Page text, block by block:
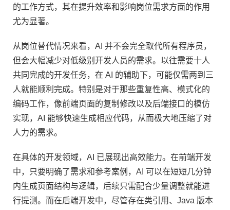
的工作方式，其在提升效率和影响岗位需求方面的作用
尤为显著。
从岗位替代情况来看，AI 并不会完全取代所有程序员，
但会大幅减少对低级别开发人员的需求。以往需要十人
共同完成的开发任务，在 AI 的辅助下，可能仅需两到三
人就能顺利完成。特别是对于那些重复性高、模式化的
编码工作，像前端页面的复制修改以及后端接口的模仿
实现，AI 能够快速生成相应代码，从而极大地压缩了对
人力的需求。
在具体的开发领域，AI 已展现出高效能力。在前端开发
中，只要明确了需求和参考案例，AI 可以在短短几分钟
内生成页面结构与逻辑，后续只需配合少量调整就能进
行提测。而在后端开发中，尽管存在类引用、Java 版本